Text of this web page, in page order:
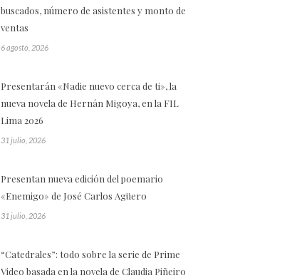
buscados, número de asistentes y monto de
ventas
6 agosto, 2026
Presentarán «Nadie nuevo cerca de ti», la
nueva novela de Hernán Migoya, en la FIL
Lima 2026
31 julio, 2026
Presentan nueva edición del poemario
«Enemigo» de José Carlos Agüero
31 julio, 2026
“Catedrales”: todo sobre la serie de Prime
Video basada en la novela de Claudia Piñeiro